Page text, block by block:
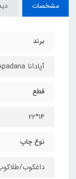
مشخصات
برند
آپادانا Apadana
قطع
14*22
نوع چاپ
داغکوب/